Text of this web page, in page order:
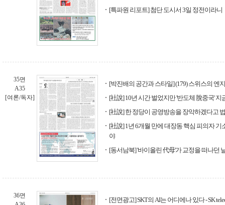
[특파원 리포트] 첨단 도시서 3일 정전이라니
35면
A35
[여론/독자]
[박진배의 공간과 스타일] (179) 스위스의 엔
[社說] 10년 시간 벌었지만 '반도체 脫중국' 지
[社說] 한 정당이 공영방송을 장악하겠다고
[社說] 1년 6개월 만에 대장동 핵심 피의자 기
야
[동서남북] '바이올린 代母'가 교정을 떠나던
36면
[전면광고] SKT의 AI는 어디에나 있다 - SK